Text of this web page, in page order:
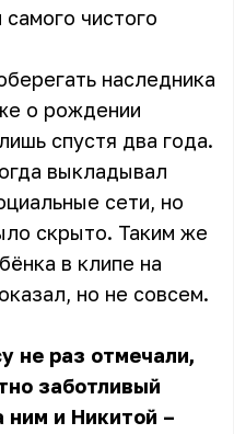
чистого
наследника
о рождении
спустя два года.
выкладывал
сети, но
скрыто. Таким же
в клипе на
но не совсем.
не раз отмечали,
заботливый
ним и Никитой –